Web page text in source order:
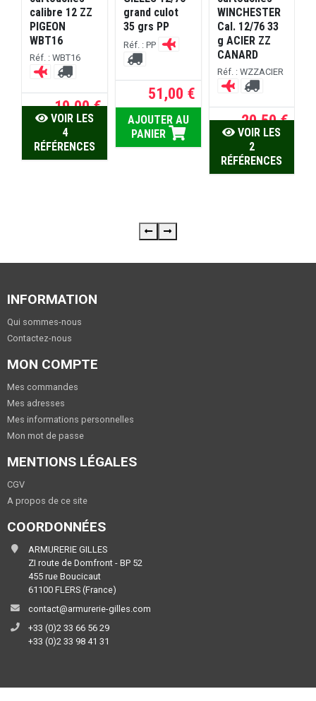
calibre 12 ZZ
PIGEON
WBT16
Réf. : WBT16
19,00 €
VOIR LES
4
RÉFÉRENCES
grand culot
35 grs PP
Réf. : PP
51,00 €
AJOUTER AU
PANIER
WINCHESTER
Cal. 12/76 33
g ACIER ZZ
CANARD
Réf. : WZZACIER
20,50 €
VOIR LES
2
RÉFÉRENCES
INFORMATION
Qui sommes-nous
Contactez-nous
MON COMPTE
Mes commandes
Mes adresses
Mes informations personnelles
Mon mot de passe
MENTIONS LÉGALES
CGV
A propos de ce site
COORDONNÉES
ARMURERIE GILLES
ZI route de Domfront - BP 52
455 rue Boucicaut
61100 FLERS (France)
contact@armurerie-gilles.com
+33 (0)2 33 66 56 29
+33 (0)2 33 98 41 31